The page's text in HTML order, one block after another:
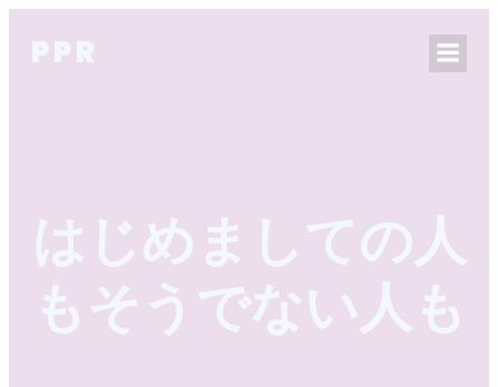
PPR
はじめましての人
もそうでない人も